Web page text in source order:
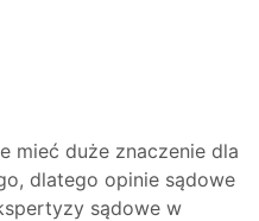
mieć duże znaczenie dla
dlatego opinie sądowe
sądowe w